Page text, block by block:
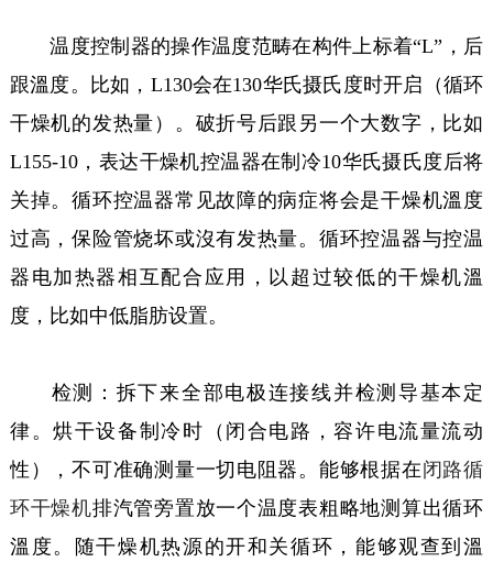
温度控制器的操作温度范畴在构件上标着“L”，后
跟溫度。比如，L130会在130华氏摄氏度时开启（循环
干燥机的发热量）。破折号后跟另一个大数字，比如
L155-10，表达干燥机控温器在制冷10华氏摄氏度后将
关掉。循环控温器常见故障的病症将会是干燥机溫度
过高，保险管烧坏或沒有发热量。循环控温器与控温
器电加热器相互配合应用，以超过较低的干燥机溫
度，比如中低脂肪设置。
检测：拆下来全部电极连接线并检测导基本定
律。烘干设备制冷时（闭合电路，容许电流量流动
性），不可准确测量一切电阻器。能够根据在闭路循
环干燥机排汽管旁置放一个温度表粗略地测算出循环
溫度。随干燥机热源的开和关循环，能够观查到溫